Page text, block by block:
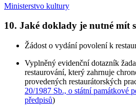
Ministerstvo kultury
10. Jaké doklady je nutné mít
Žádost o vydání povolení k
Vyplněný evidenční dotazník
restaurování, který zahrnuje
provedených restaurátorských
20/1987 Sb., o státní památkové
předpisů)